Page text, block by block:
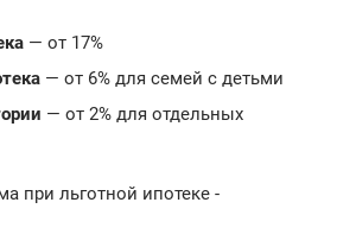
— от 17%
— от 6% для семей с детьми
— от 2% для отдельных
при льготной ипотеке -